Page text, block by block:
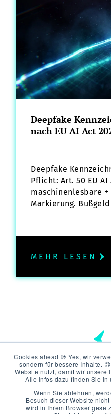
Cookies ahead 🍪 Yes, wir
sondern für bessere Inhalte.
Website nutzt, damit wir
Alle Infos dazu finden Sie in
Wenn Sie ablehnen,
Besuch dieser Website
wird in Ihrem Browser
Deepfake
nach EU AI Act
Deepfake
Pflicht: Art. 50 EU
maschinenlesbare
Markierung.
MEHR LESEN